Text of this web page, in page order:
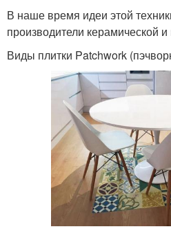
В наше время идеи этой
производители керамической
Виды плитки Patchwork